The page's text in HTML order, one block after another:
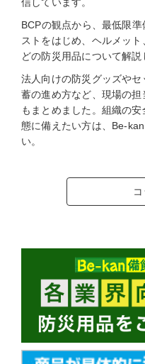
信しています。
BCPの観点から、最低限
ストをはじめ、ヘルメッ
どの防災用品について解説
法人向けの防災グッズや
蓄の進め方など、現場の
もまとめました。組織の
態に備えたい方は、Be-
い。